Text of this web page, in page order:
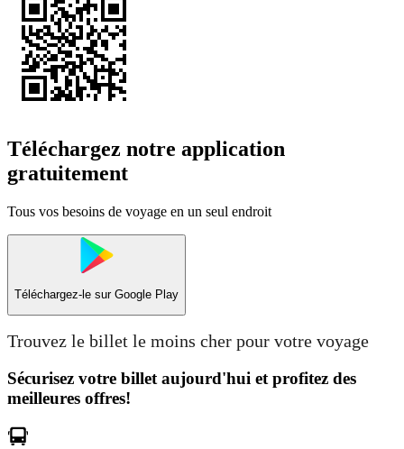
Téléchargez notre application
gratuitement
Tous vos besoins de voyage en un seul endroit
Téléchargez-le sur Google Play
Trouvez le billet le moins cher pour votre voyage
Sécurisez votre billet aujourd'hui et profitez des
meilleures offres!